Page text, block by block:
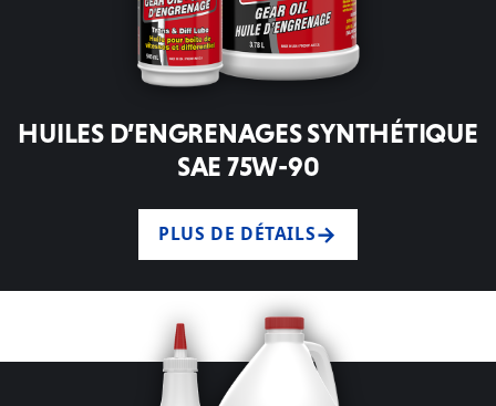
HUILES D’ENGRENAGES SYNTHÉTIQUE
SAE 75W-90
PLUS DE DÉTAILS